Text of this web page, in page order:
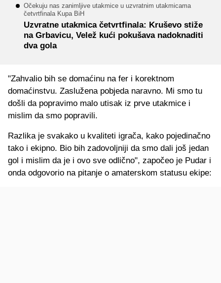
Očekuju nas zanimljive utakmice u uzvratnim utakmicama
četvrtfinala Kupa BiH
Uzvratne utakmica četvrtfinala: Kruševo stiže
na Grbavicu, Velež kući pokušava nadoknaditi
dva gola
"Zahvalio bih se domaćinu na fer i korektnom
domaćinstvu. Zaslužena pobjeda naravno. Mi smo tu
došli da popravimo malo utisak iz prve utakmice i
mislim da smo popravili.
Razlika je svakako u kvaliteti igrača, kako pojedinačno
tako i ekipno. Bio bih zadovoljniji da smo dali još jedan
gol i mislim da je i ovo sve odlično", započeo je Pudar i
onda odgovorio na pitanje o amaterskom statusu ekipe: